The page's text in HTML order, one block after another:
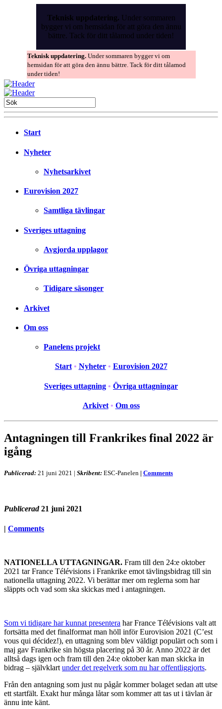
Teknisk uppdatering. Under sommaren
bygger vi om hemsidan för att göra den ännu
bättre. Tack för ditt tålamod under tiden!
Teknisk uppdatering. Under sommaren bygger vi om
hemsidan för att göra den ännu bättre. Tack för ditt tålamod
under tiden!
Start
Nyheter
Nyhetsarkivet
Eurovision 2027
Samtliga tävlingar
Sveriges uttagning
Avgjorda upplagor
Övriga uttagningar
Tidigare säsonger
Arkivet
Om oss
Panelens projekt
Start • Nyheter • Eurovision 2027
Sveriges uttagning • Övriga uttagningar
Arkivet • Om oss
Antagningen till Frankrikes final 2022 är
igång
Publicerad: 21 juni 2021 | Skribent: ESC-Panelen | Comments
Publicerad 21 juni 2021
| Comments
NATIONELLA UTTAGNINGAR. Fram till den 24:e oktober
2021 tar France Télévisions i Frankrike emot tävlingsbidrag till sin
nationella uttagning 2022. Vi berättar mer om reglerna som har
släppts och vad som ska skickas med i antagningen.
Som vi tidigare har kunnat presentera har France Télévisions valt att
fortsätta med det finalformat man höll inför Eurovision 2021 (C’est
vous qui décidez!), en uttagning som blev väldigt populärt och som i
maj gav Frankrike sin högsta placering på 30 år. Anno 2022 är det
alltså dags igen och fram till den 24:e oktober kan man skicka in
bidrag – självklart under det regelverk som nu har offentliggjorts.
Från den antagning som just nu pågår kommer bolaget sedan att utse
ett startfält. Exakt hur många låtar som kommer att tas ut i tävlan är
ännu inte känt.